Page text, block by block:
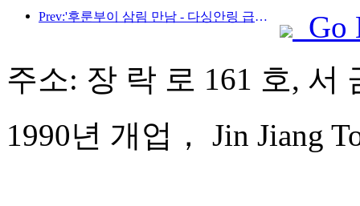
Prev:'후룬부이 삼림 만남 - 다싱안링 급행열차 - 별빛 열차 - 천이 여행' 관광열차가 첫 운행을 시작합니다.
Go
주소: 장 락 로 161 호, 서
1990년 개업， Jin Jiang